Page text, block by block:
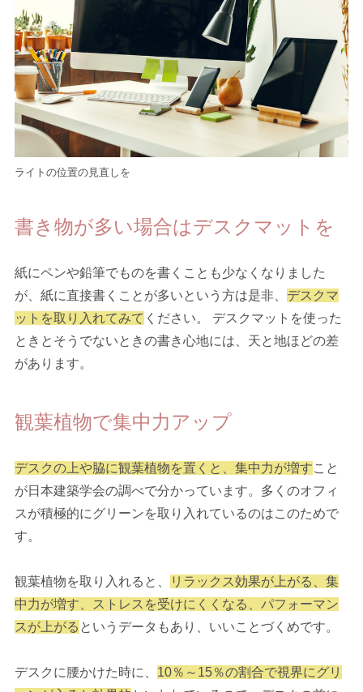
ライトの位置の見直しを
書き物が多い場合はデスクマットを
紙にペンや鉛筆でものを書くことも少なくなりました
が、紙に直接書くことが多いという方は是非、 デスクマ
ットを取り入れてみて ください。 デスクマットを使った
ときとそうでないときの書き心地には、天と地ほどの差
があります。
観葉植物で集中力アップ
デスクの上や脇に観葉植物を置くと、集中力が増すこと
が日本建築学会の調べで分かっています。多くのオフィ
スが積極的にグリーンを取り入れているのはこのためで
す。
観葉植物を取り入れると、
リラックス効果が上がる、集
中力が増す、ストレスを受けにくくなる、パフォーマン
スが上がる というデータもあり、いいことづくめです。
デスクに腰かけた時に、 10％～15％の割合で視界にグリ